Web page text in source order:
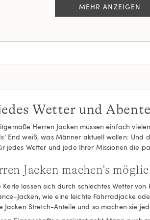
MEHR ANZEIGEN
Wetter und
Herren Jacken müssen einfach
End weiß, was Männer aktuell wollen:
jedes Wetter und jede Ihrer Missionen die
Jacken machen’s
lassen sich durch schlechtes Wetter
Jacken, wie eine leichte Fahrradjacke
Stretch-Anteile und so machen sie